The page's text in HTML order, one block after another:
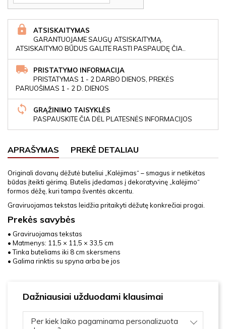
ATSISKAITYMAS
GARANTUOJAME SAUGŲ ATSISKAITYMĄ.
ATSISKAITYMO BŪDUS GALITE RASTI PASPAUDĘ ČIA..
PRISTATYMO INFORMACIJA
PRISTATYMAS 1 - 2 DARBO DIENOS, PREKĖS
PARUOŠIMAS 1 - 2 D. DIENOS
GRĄŽINIMO TAISYKLĖS
PASPAUSKITE ČIA DĖL PLATESNĖS INFORMACIJOS
APRAŠYMAS PREKĖ DETALIAU
Originali dovanų dėžutė buteliui „Kalėjimas“ – smagus ir netikėtas
būdas įteikti gėrimą. Butelis įdedamas į dekoratyvinę „kalėjimo“
formos dėžę, kuri tampa šventės akcentu.
Graviruojamas tekstas leidžia pritaikyti dėžutę konkrečiai progai.
Prekės savybės
• Graviruojamas tekstas
• Matmenys: 11,5 × 11,5 × 33,5 cm
• Tinka buteliams iki 8 cm skersmens
• Galima rinktis su spyna arba be jos
Dažniausiai užduodami klausimai
Per kiek laiko pagaminama personalizuota